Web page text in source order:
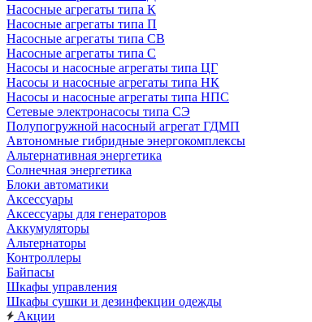
Насосные агрегаты типа К
Насосные агрегаты типа П
Насосные агрегаты типа СВ
Насосные агрегаты типа С
Насосы и насосные агрегаты типа ЦГ
Насосы и насосные агрегаты типа НК
Насосы и насосные агрегаты типа НПС
Сетевые электронасосы типа СЭ
Полупогружной насосный агрегат ГДМП
Автономные гибридные энергокомплексы
Альтернативная энергетика
Солнечная энергетика
Блоки автоматики
Аксессуары
Аксессуары для генераторов
Аккумуляторы
Альтернаторы
Контроллеры
Байпасы
Шкафы управления
Шкафы сушки и дезинфекции одежды
Акции